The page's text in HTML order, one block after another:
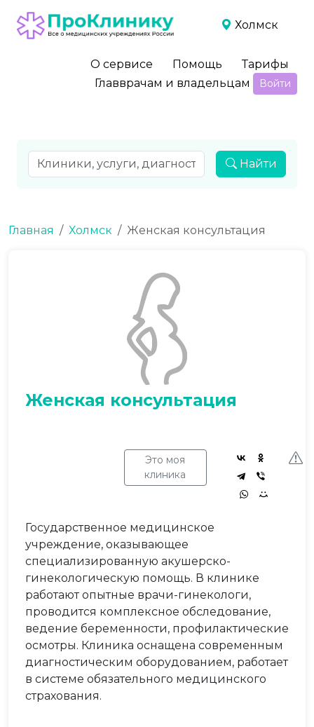
Холмск
О сервисе Помощь
Тарифы
Главврачам и владельцам
Войти
Найти
Главная Холмск Женская консультация
Женская консультация
Это моя
клиника
Государственное медицинское
учреждение, оказывающее
специализированную акушерско-
гинекологическую помощь. В клинике
работают опытные врачи-гинекологи,
проводится комплексное обследование,
ведение беременности, профилактические
осмотры. Клиника оснащена современным
диагностическим оборудованием, работает
в системе обязательного медицинского
страхования.